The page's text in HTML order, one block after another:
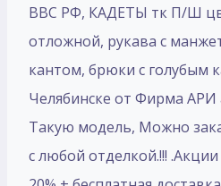
ВВС РФ, КАДЕТЫ тк П/Ш
отложной, рукава с
кантом, брюки с голубым
Челябинске от Фирма АРИ
Такую модель, Mожно
с любой отделкой.!!!